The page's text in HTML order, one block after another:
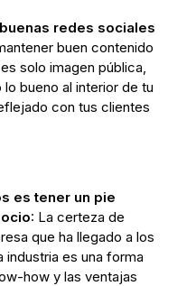
redes sociales
buen contenido
solo imagen pública,
bueno al interior de tu
con tus clientes
es tener un pie
: La certeza de
que ha llegado a los
es una forma
how y las ventajas